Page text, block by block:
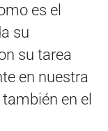
es el
su
su tarea
en nuestra
en el